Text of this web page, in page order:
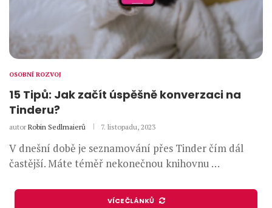
OSOBNÍ ROZVOJ
15 Tipů: Jak začít úspěšně konverzaci na
Tinderu?
autor Robin Sedlmaierů 7. listopadu, 2023
V dnešní době je seznamování přes Tinder čím dál
častější. Máte téměř nekonečnou knihovnu …
VÍCE ČLÁNKŮ